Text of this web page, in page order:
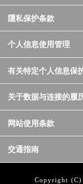
隱私保护条款
个人信息使用管理
有关特定个人信息保
关于数据与连接的履
网站使用条款
交通指南
Copyright (C)